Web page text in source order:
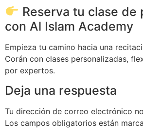
Reserva tu clase de
con Al Islam Academy
Empieza tu camino hacia una
Corán con clases personalizadas,
por expertos.
Deja una respuesta
Tu dirección de correo electrónico
Los campos obligatorios están